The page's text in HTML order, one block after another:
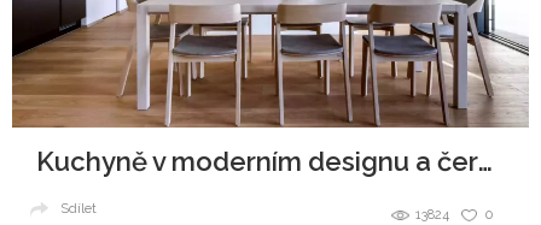
Kuchyně v moderním designu a černobílé kombinaci
0
13824
Sdílet